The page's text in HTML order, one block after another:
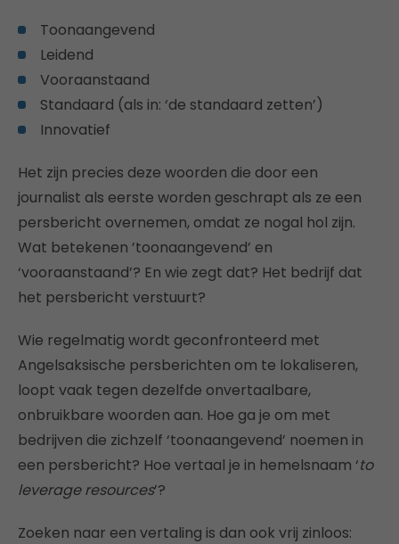
Toonaangevend
Leidend
Vooraanstaand
Standaard (als in: ‘de standaard zetten’)
Innovatief
Het zijn precies deze woorden die door een
journalist als eerste worden geschrapt als ze een
persbericht overnemen, omdat ze nogal hol zijn.
Wat betekenen ’toonaangevend’ en
‘vooraanstaand’? En wie zegt dat? Het bedrijf dat
het persbericht verstuurt?
Wie regelmatig wordt geconfronteerd met
Angelsaksische persberichten om te lokaliseren,
loopt vaak tegen dezelfde onvertaalbare,
onbruikbare woorden aan. Hoe ga je om met
bedrijven die zichzelf ‘toonaangevend’ noemen in
een persbericht? Hoe vertaal je in hemelsnaam ‘to
leverage resources’?
Zoeken naar een vertaling is dan ook vrij zinloos: